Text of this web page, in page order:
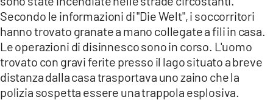
Secondo le informazioni di "Die Welt", i soccorritori
hanno trovato granate a mano collegate a fili in casa.
Le operazioni di disinnesco sono in corso. L'uomo
trovato con gravi ferite presso il lago situato a breve
distanza dalla casa trasportava uno zaino che la
polizia sospetta essere una trappola esplosiva.